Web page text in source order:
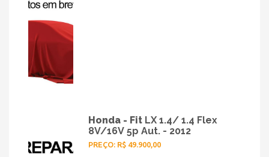
Honda - Fit LX 1.4/ 1.4 Flex
8V/16V 5p Aut. - 2012
PREÇO: R$ 49.900,00